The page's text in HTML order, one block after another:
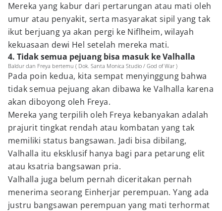
Mereka yang kabur dari pertarungan atau mati oleh
umur atau penyakit, serta masyarakat sipil yang tak
ikut berjuang ya akan pergi ke Niflheim, wilayah
kekuasaan dewi Hel setelah mereka mati.
4. Tidak semua pejuang bisa masuk ke Valhalla
Baldur dan Freya bertemu ( Dok. Santa Monica Studio / God of War )
Pada poin kedua, kita sempat menyinggung bahwa
tidak semua pejuang akan dibawa ke Valhalla karena
akan diboyong oleh Freya.
Mereka yang terpilih oleh Freya kebanyakan adalah
prajurit tingkat rendah atau kombatan yang tak
memiliki status bangsawan. Jadi bisa dibilang,
Valhalla itu eksklusif hanya bagi para petarung elit
atau ksatria bangsawan pria.
Valhalla juga belum pernah diceritakan pernah
menerima seorang Einherjar perempuan. Yang ada
justru bangsawan perempuan yang mati terhormat